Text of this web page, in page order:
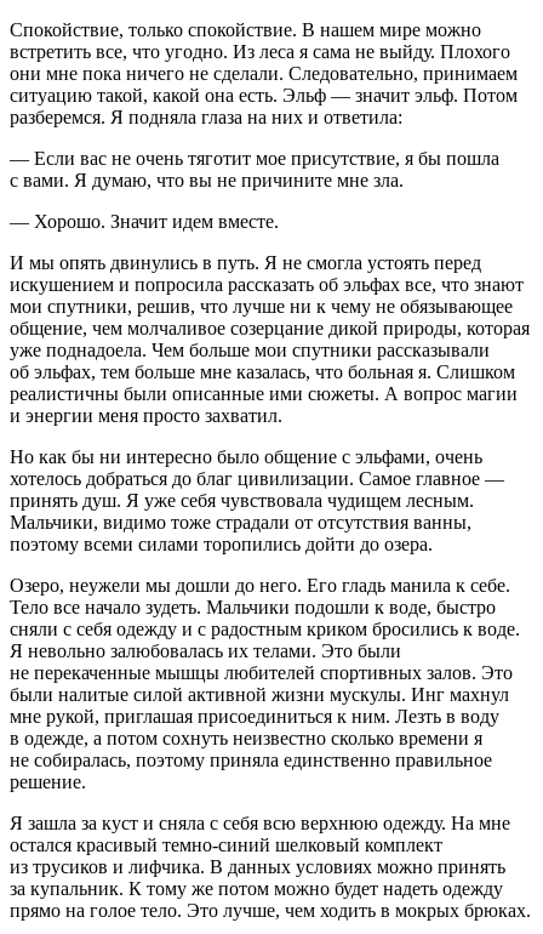
Спокойствие, только спокойствие. В нашем мире можно
встретить все, что угодно. Из леса я сама не выйду. Плохого
они мне пока ничего не сделали. Следовательно, принимаем
ситуацию такой, какой она есть. Эльф — значит эльф. Потом
разберемся. Я подняла глаза на них и ответила:
— Если вас не очень тяготит мое присутствие, я бы пошла
с вами. Я думаю, что вы не причините мне зла.
— Хорошо. Значит идем вместе.
И мы опять двинулись в путь. Я не смогла устоять перед
искушением и попросила рассказать об эльфах все, что знают
мои спутники, решив, что лучше ни к чему не обязывающее
общение, чем молчаливое созерцание дикой природы, которая
уже поднадоела. Чем больше мои спутники рассказывали
об эльфах, тем больше мне казалась, что больная я. Слишком
реалистичны были описанные ими сюжеты. А вопрос магии
и энергии меня просто захватил.
Но как бы ни интересно было общение с эльфами, очень
хотелось добраться до благ цивилизации. Самое главное —
принять душ. Я уже себя чувствовала чудищем лесным.
Мальчики, видимо тоже страдали от отсутствия ванны,
поэтому всеми силами торопились дойти до озера.
Озеро, неужели мы дошли до него. Его гладь манила к себе.
Тело все начало зудеть. Мальчики подошли к воде, быстро
сняли с себя одежду и с радостным криком бросились к воде.
Я невольно залюбовалась их телами. Это были
не перекаченные мышцы любителей спортивных залов. Это
были налитые силой активной жизни мускулы. Инг махнул
мне рукой, приглашая присоединиться к ним. Лезть в воду
в одежде, а потом сохнуть неизвестно сколько времени я
не собиралась, поэтому приняла единственно правильное
решение.
Я зашла за куст и сняла с себя всю верхнюю одежду. На мне
остался красивый темно-синий шелковый комплект
из трусиков и лифчика. В данных условиях можно принять
за купальник. К тому же потом можно будет надеть одежду
прямо на голое тело. Это лучше, чем ходить в мокрых брюках.